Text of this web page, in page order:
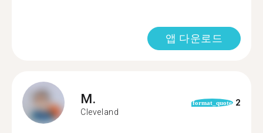
앱 다운로드
M.
Cleveland
format_quote 2